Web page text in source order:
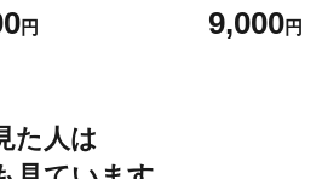
ッ
円
琲ブレンド珈琲飲み比べセッ
9,000円
た人は